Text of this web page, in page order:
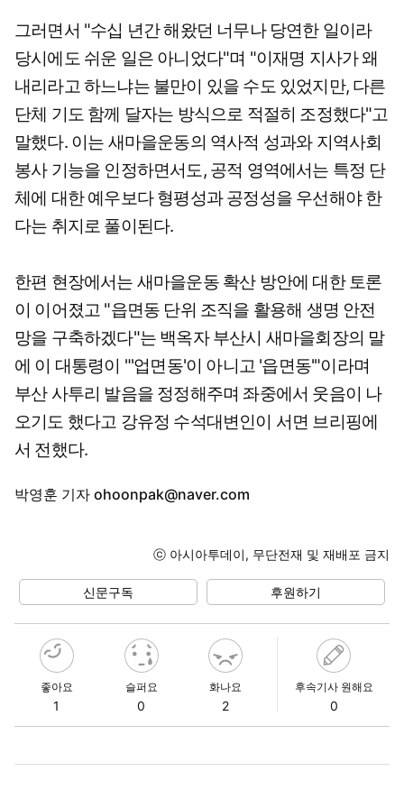
그러면서 "수십 년간 해왔던 너무나 당연한 일이라
당시에도 쉬운 일은 아니었다"며 "이재명 지사가 왜
내리라고 하느냐는 불만이 있을 수도 있었지만, 다른
단체 기도 함께 달자는 방식으로 적절히 조정했다"고
말했다. 이는 새마을운동의 역사적 성과와 지역사회
봉사 기능을 인정하면서도, 공적 영역에서는 특정 단
체에 대한 예우보다 형평성과 공정성을 우선해야 한
다는 취지로 풀이된다.
한편 현장에서는 새마을운동 확산 방안에 대한 토론
이 이어졌고 "읍면동 단위 조직을 활용해 생명 안전
망을 구축하겠다"는 백옥자 부산시 새마을회장의 말
에 이 대통령이 "'업면동'이 아니고 '읍면동'"이라며
부산 사투리 발음을 정정해주며 좌중에서 웃음이 나
오기도 했다고 강유정 수석대변인이 서면 브리핑에
서 전했다.
박영훈 기자 ohoonpak@naver.com
ⓒ 아시아투데이, 무단전재 및 재배포 금지
신문구독 후원하기
좋아요
1
슬퍼요
0
화나요
2
후속기사 원해요
0